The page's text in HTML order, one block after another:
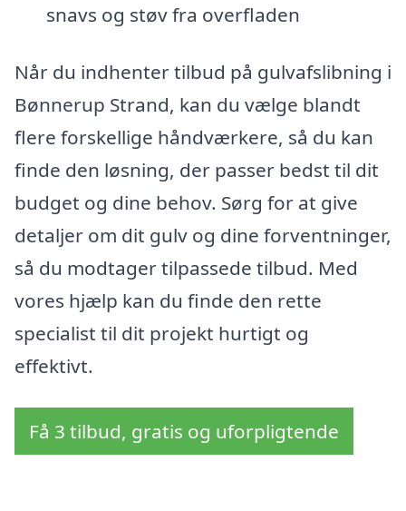
snavs og støv fra overfladen
Når du indhenter tilbud på gulvafslibning i
Bønnerup Strand, kan du vælge blandt
flere forskellige håndværkere, så du kan
finde den løsning, der passer bedst til dit
budget og dine behov. Sørg for at give
detaljer om dit gulv og dine forventninger,
så du modtager tilpassede tilbud. Med
vores hjælp kan du finde den rette
specialist til dit projekt hurtigt og
effektivt.
Få 3 tilbud, gratis og uforpligtende